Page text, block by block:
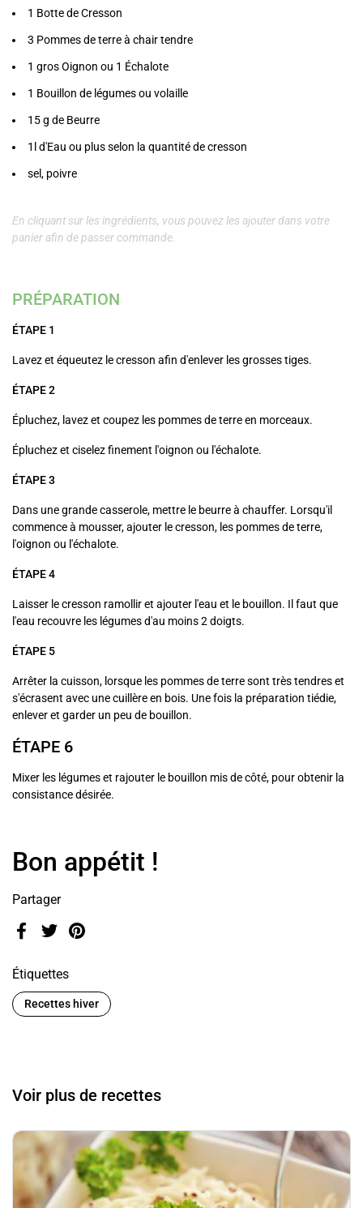
Partager
Facebook
TwitterPinterest
Étiquettes
Recettes hiver
1 Botte de Cresson
3 Pommes de terre à chair tendre
1 gros Oignon ou 1 Échalote
1 Bouillon de légumes ou volaille
15 g de Beurre
1l d'Eau ou plus selon la quantité de cresson
sel, poivre
En cliquant sur les ingrédients, vous pouvez les ajouter dans votre
panier afin de passer commande.
PRÉPARATION
ÉTAPE 1
Lavez et équeutez le cresson afin d'enlever les grosses tiges.
ÉTAPE 2
Épluchez, lavez et coupez les pommes de terre en morceaux.
Épluchez et ciselez finement l'oignon ou l'échalote.
ÉTAPE 3
Dans une grande casserole, mettre le beurre à chauffer. Lorsqu'il
commence à mousser, ajouter le cresson, les pommes de terre,
l'oignon ou l'échalote.
ÉTAPE 4
Laisser le cresson ramollir et ajouter l'eau et le bouillon. Il faut que
l'eau recouvre les légumes d'au moins 2 doigts.
ÉTAPE 5
Arrêter la cuisson, lorsque les pommes de terre sont très tendres et
s'écrasent avec une cuillère en bois. Une fois la préparation tiédie,
enlever et garder un peu de bouillon.
ÉTAPE 6
Mixer les légumes et rajouter le bouillon mis de côté, pour obtenir la
consistance désirée.
Bon appétit !
Voir plus de recettes